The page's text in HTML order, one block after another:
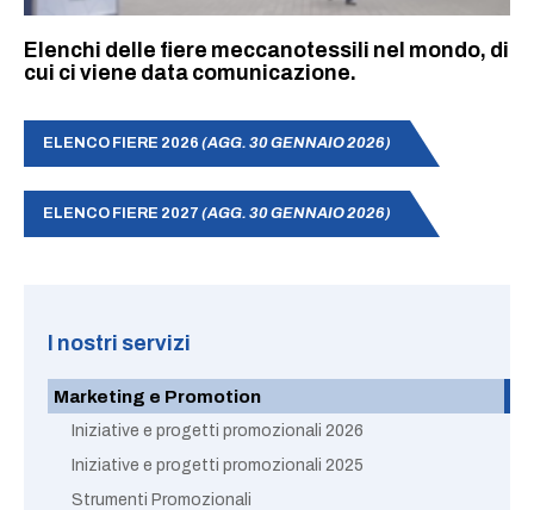
Elenchi delle fiere meccanotessili nel mondo, di
cui ci viene data comunicazione.
ELENCO FIERE 2026 (AGG. 30 GENNAIO 2026)
ELENCO FIERE 2027 (AGG. 30 GENNAIO 2026)
I nostri servizi
Marketing e Promotion
Iniziative e progetti promozionali 2026
Iniziative e progetti promozionali 2025
Strumenti Promozionali